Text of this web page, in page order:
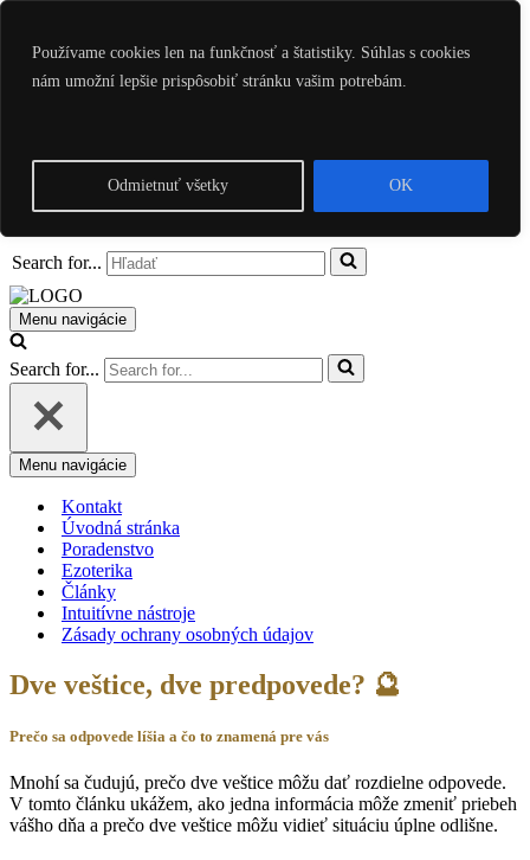
Používame cookies len na funkčnosť a štatistiky. Súhlas s cookies
nám umožní lepšie prispôsobiť stránku vašim potrebám.
Odmietnuť všetky OK
Kontakt
Intuitívne nástroje
Zásady ochrany osobných údajov
Search for...
Menu navigácie
Search for...
Menu navigácie
Kontakt
Úvodná stránka
Poradenstvo
Ezoterika
Články
Intuitívne nástroje
Zásady ochrany osobných údajov
Dve veštice, dve predpovede? 🔮
Prečo sa odpovede líšia a čo to znamená pre vás
Mnohí sa čudujú, prečo dve veštice môžu dať rozdielne odpovede.
V tomto článku ukážem, ako jedna informácia môže zmeniť priebeh
vášho dňa a prečo dve veštice môžu vidieť situáciu úplne odlišne.